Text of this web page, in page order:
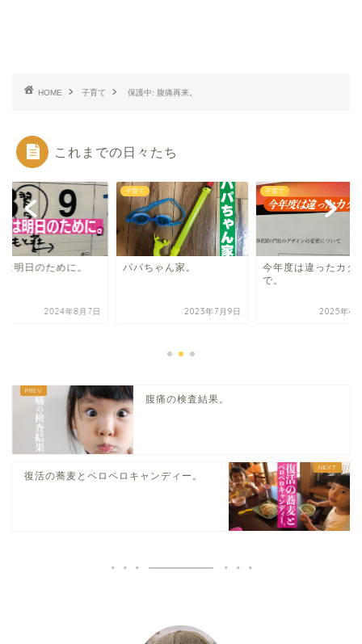
HOME 子育て 保護中: 腹痛再来。
これまでの日々たち
は明日のために。
2024年8月7日
子育て
パパちゃん家。
2023年7月9日
子育て
今年度は違ったカタ
で。
2025年4
腹痛の検査結果。
復活の蕎麦とペロペロキャンディー。